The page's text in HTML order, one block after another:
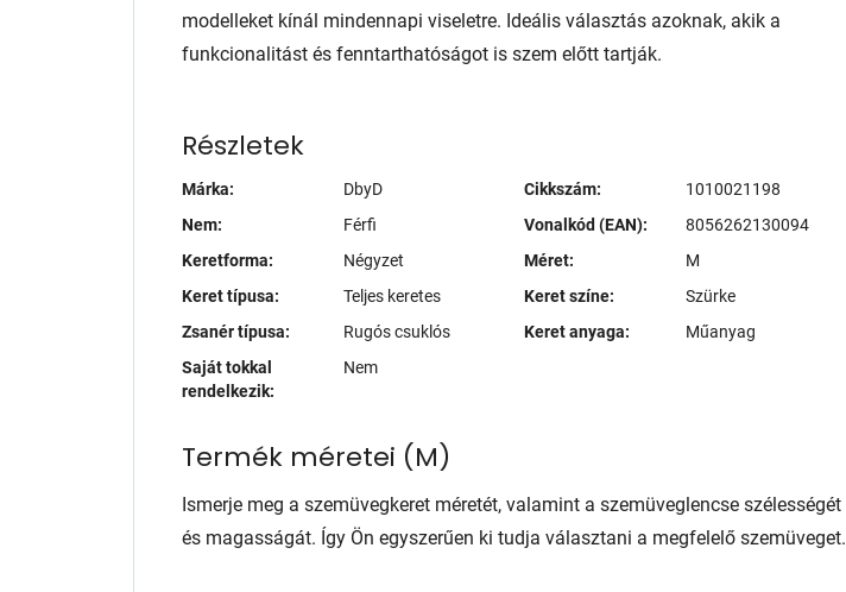
modelleket kínál mindennapi viseletre. Ideális választás azoknak, akik a
funkcionalitást és fenntarthatóságot is szem előtt tartják.
Részletek
Márka:
DbyD
Nem:
Férfi
Keretforma:
Négyzet
Keret típusa:
Teljes keretes
Zsanér típusa:
Rugós csuklós
Saját tokkal
rendelkezik:
Nem
Cikkszám:
1010021198
Vonalkód (EAN):
8056262130094
Méret:
M
Keret színe:
Szürke
Keret anyaga:
Műanyag
Termék méretei (M)
Ismerje meg a szemüvegkeret méretét, valamint a szemüveglencse szélességét
és magasságát. Így Ön egyszerűen ki tudja választani a megfelelő szemüveget.